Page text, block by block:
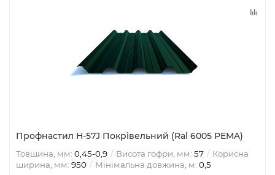
Профнастил Н-57J Покрівельний (Ral 6005 PEMA)
Товщина, мм: 0,45-0,9 Висота гофри, мм: 57
Корисна
ширина, мм: 950 Мінімальна довжина, м: 0,5